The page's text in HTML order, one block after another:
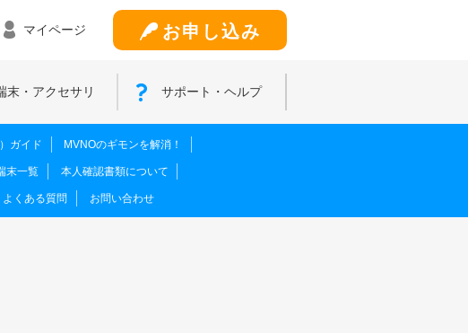
マイページ お申し込み
末・アクセサリ サポート・ヘルプ
ガイド MVNOのギモンを解消！
末一覧 本人確認書類について
よくある質問 お問い合わせ